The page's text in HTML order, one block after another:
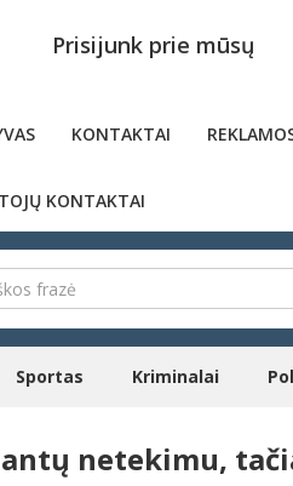
Prisijunk prie mūsų
KONTAKTAI
KONTAKTAI
Sportas Kriminalai
netekimu,